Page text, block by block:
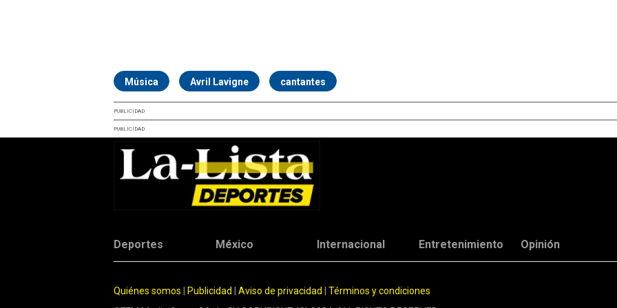
Música Avril Lavigne cantantes
PUBLICIDAD
PUBLICIDAD
Deportes México Internacional Entretenimiento Opinión
Quiénes somos Publicidad Aviso de privacidad
Términos y condiciones